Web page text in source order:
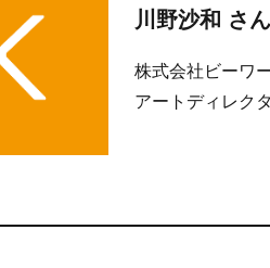
川野沙和 さ
株式会社ビーワ
アートディレク